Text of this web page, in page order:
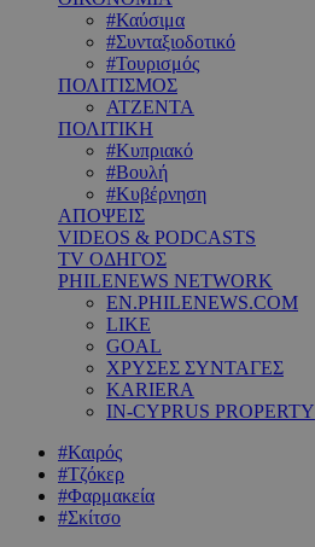
#Καύσιμα
#Συνταξιοδοτικό
#Τουρισμός
ΠΟΛΙΤΙΣΜΟΣ
ΑΤΖΕΝΤΑ
ΠΟΛΙΤΙΚΗ
#Κυπριακό
#Βουλή
#Κυβέρνηση
ΑΠΟΨΕΙΣ
VIDEOS & PODCASTS
TV ΟΔΗΓΟΣ
PHILENEWS NETWORK
EN.PHILENEWS.COM
LIKE
GOAL
ΧΡΥΣΕΣ ΣΥΝΤΑΓΕΣ
KARIERA
IN-CYPRUS PROPERTY
#Καιρός
#Τζόκερ
#Φαρμακεία
#Σκίτσο